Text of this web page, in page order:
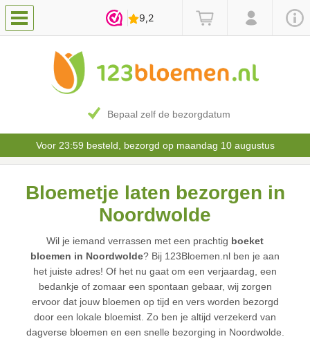
Bepaal zelf de bezorgdatum
Voor 23:59 besteld, bezorgd op maandag 10 augustus
Bloemetje laten bezorgen in
Noordwolde
Wil je iemand verrassen met een prachtig boeket
bloemen in Noordwolde? Bij 123Bloemen.nl ben je aan
het juiste adres! Of het nu gaat om een verjaardag, een
bedankje of zomaar een spontaan gebaar, wij zorgen
ervoor dat jouw bloemen op tijd en vers worden bezorgd
door een lokale bloemist. Zo ben je altijd verzekerd van
dagverse bloemen en een snelle bezorging in Noordwolde.